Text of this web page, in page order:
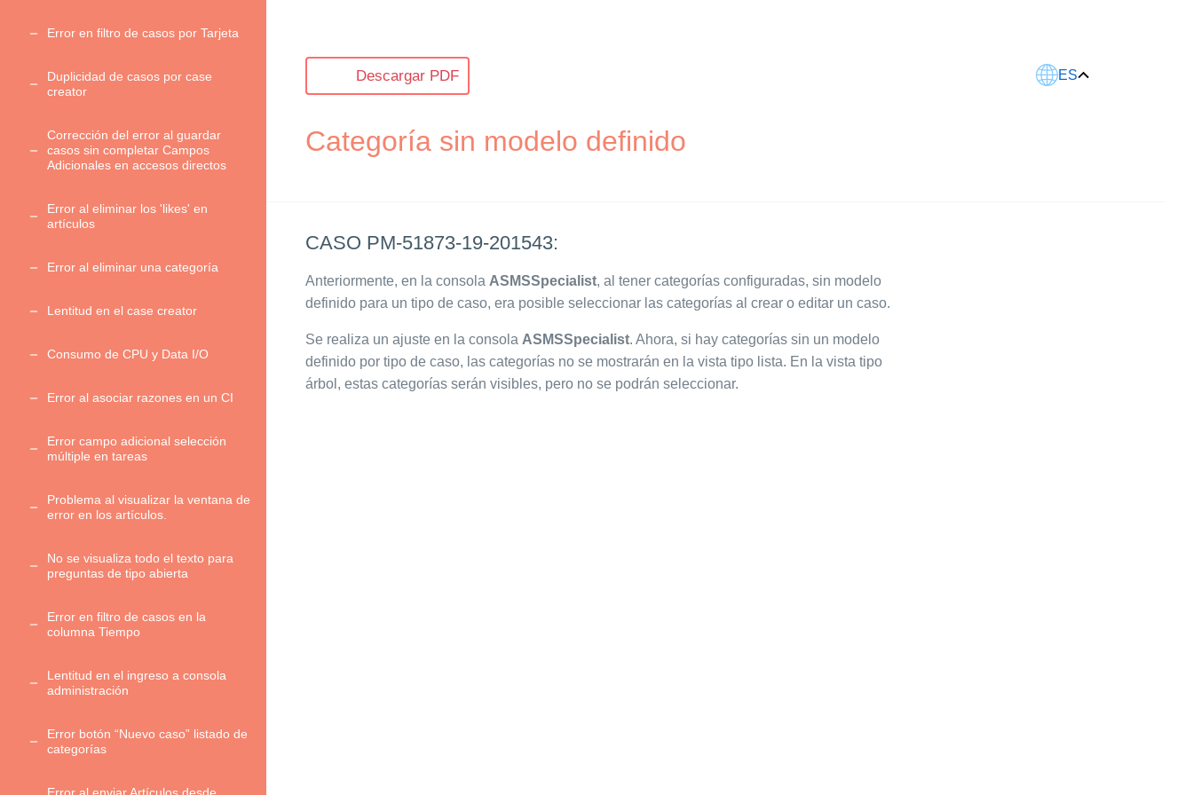
Error en filtro de casos por Tarjeta
Duplicidad de casos por case
creator
Corrección del error al guardar
casos sin completar Campos
Adicionales en accesos directos
Error al eliminar los 'likes' en
artículos
Error al eliminar una categoría
Lentitud en el case creator
Consumo de CPU y Data I/O
Error al asociar razones en un CI
Error campo adicional selección
múltiple en tareas
Problema al visualizar la ventana de
error en los artículos.
No se visualiza todo el texto para
preguntas de tipo abierta
Error en filtro de casos en la
columna Tiempo
Lentitud en el ingreso a consola
administración
Error botón “Nuevo caso” listado de
categorías
ES
Descargar PDF
Categoría sin modelo definido
CASO PM-51873-19-201543:
Anteriormente, en la consola ASMSSpecialist, al tener categorías configuradas, sin modelo
definido para un tipo de caso, era posible seleccionar las categorías al crear o editar un caso.
Se realiza un ajuste en la consola ASMSSpecialist. Ahora, si hay categorías sin un modelo
definido por tipo de caso, las categorías no se mostrarán en la vista tipo lista. En la vista tipo
árbol, estas categorías serán visibles, pero no se podrán seleccionar.